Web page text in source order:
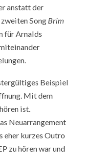
anstatt der
Song Brim
für Arnalds
Beispiel
Mit dem
ist.
Neuarrangement
eher kurzes Outro
zu hören war und